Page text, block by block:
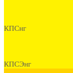
КПСнг
КПСЭнг